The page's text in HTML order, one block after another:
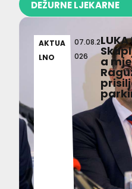
DEŽURNE LJEKARNE
AKTUA
LNO
07.08.2
026
LUKA
a